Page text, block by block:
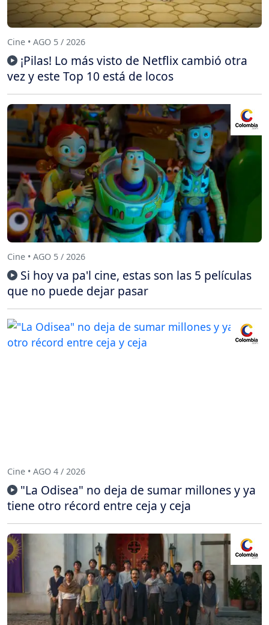
Cine • AGO 5 / 2026
¡Pilas! Lo más visto de Netflix cambió otra
vez y este Top 10 está de locos
Cine • AGO 5 / 2026
Si hoy va pa'l cine, estas son las 5 películas
que no puede dejar pasar
Cine • AGO 4 / 2026
"La Odisea" no deja de sumar millones y ya
tiene otro récord entre ceja y ceja